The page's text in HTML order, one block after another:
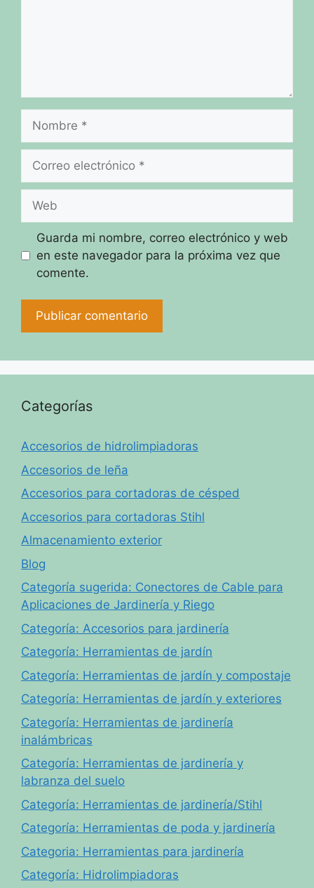
electrónico
Guarda mi nombre, correo electrónico y web
en este navegador para la próxima vez que
comente.
Categorías
Accesorios de hidrolimpiadoras
Accesorios de leña
Accesorios para cortadoras de césped
Accesorios para cortadoras Stihl
Almacenamiento exterior
Blog
Categoría sugerida: Conectores de Cable para
Aplicaciones de Jardinería y Riego
Categoría: Accesorios para jardinería
Categoría: Herramientas de jardín
Categoría: Herramientas de jardín y compostaje
Categoría: Herramientas de jardín y exteriores
Categoría: Herramientas de jardinería
inalámbricas
Categoría: Herramientas de jardinería y
labranza del suelo
Categoría: Herramientas de jardinería/Stihl
Categoría: Herramientas de poda y jardinería
Categoria: Herramientas para jardinería
Categoría: Hidrolimpiadoras